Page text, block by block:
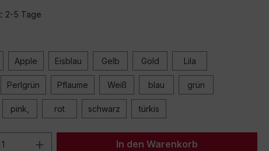
2-5 Tage
Apple Eisblau Gelb Gold Lila
Perlgrün Pflaume Weiß blau grün
pink, rot schwarz türkis
Anzahl: Gib den gewünschten Wert
In den Warenkorb